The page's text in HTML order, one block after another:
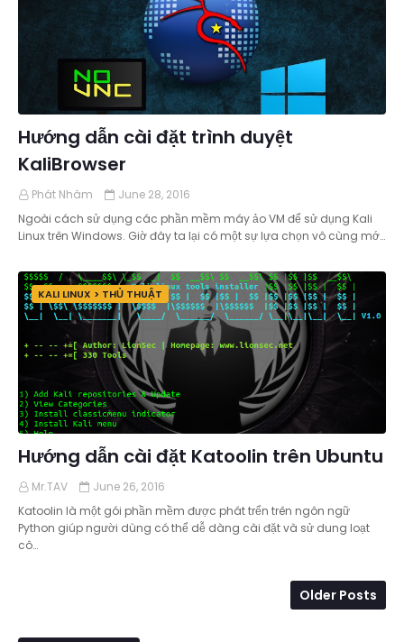
Hướng dẫn cài đặt trình duyệt
KaliBrowser
Phát Nhâm
June 28, 2016
Ngoài cách sử dụng các phần mềm máy ảo VM để sử dụng Kali
Linux trên Windows. Giờ đây ta lại có một sự lựa chọn vô cùng mớ…
KALI LINUX > THỦ THUẬT
Hướng dẫn cài đặt Katoolin trên Ubuntu
Mr.TAV
June 26, 2016
Katoolin là một gói phần mềm được phát trển trên ngôn ngữ
Python giúp người dùng có thể dễ dàng cài đặt và sử dung loạt
cô…
Older Posts